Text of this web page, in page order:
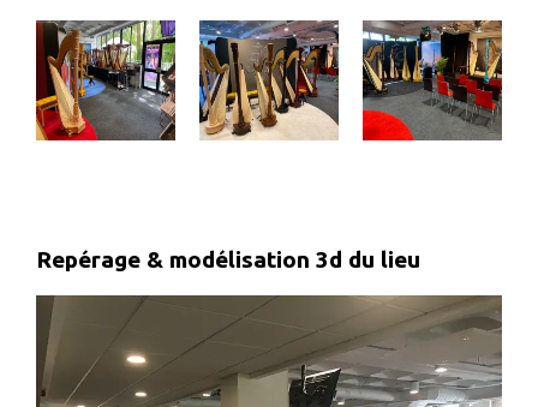
Repérage & modélisation 3d du lieu